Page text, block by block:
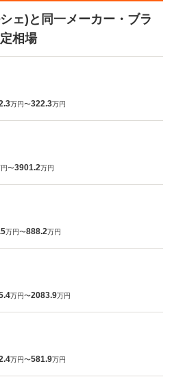
ェ)と同一メーカー・ブラ
相場
万円〜322.3万円
〜3901.2万円
万円〜888.2万円
万円〜2083.9万円
万円〜581.9万円